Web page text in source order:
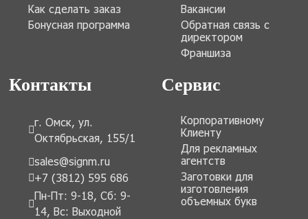
Как сделать заказ
Бонусная программа
Вакансии
Обратная связь с
директором
Франшиза
Контакты
г. Омск, ул.
Октябрьская, 155/1
sales@signm.ru
+7 (3812) 595 686
Пн-Пт: 9-18, Сб: 9-
14, Вс: Выходной
Сервис
Корпоративному
Клиенту
Для рекламных
агентств
Заготовки для
изготовления
объемных букв